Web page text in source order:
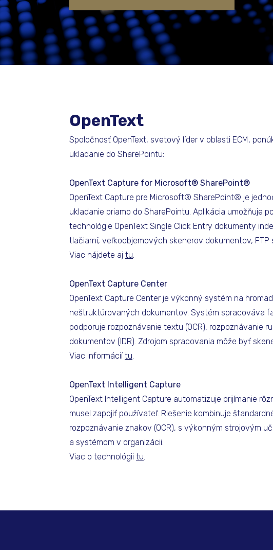
OpenText
Spoločnosť OpenText, svetový líder v oblasti ECM,
ukladanie do SharePointu:
OpenText Capture for Microsoft® SharePoint®
OpenText Capture pre Microsoft® SharePoint® je
ukladanie priamo do SharePointu. Aplikácia
technológie OpenText Single Click Entry dokumenty
tlačiarní, veľkoobjemových skenerov dokumentov, FTP
Viac nájdete aj tu.
OpenText Capture Center
OpenText Capture Center je výkonný systém na
neštruktúrovaných dokumentov. Systém spracováva
podporuje rozpoznávanie textu (OCR), rozpoznávanie
dokumentov (IDR). Zdrojom spracovania môže byť
Viac informáciítu.
OpenText Intelligent Capture
OpenText Intelligent Capture automatizuje prijímanie
musel zapojiť používateľ. Riešenie kombinuje
rozpoznávanie znakov (OCR), s výkonným strojovým
a systémom v organizácii.
Viac o technológii tu.